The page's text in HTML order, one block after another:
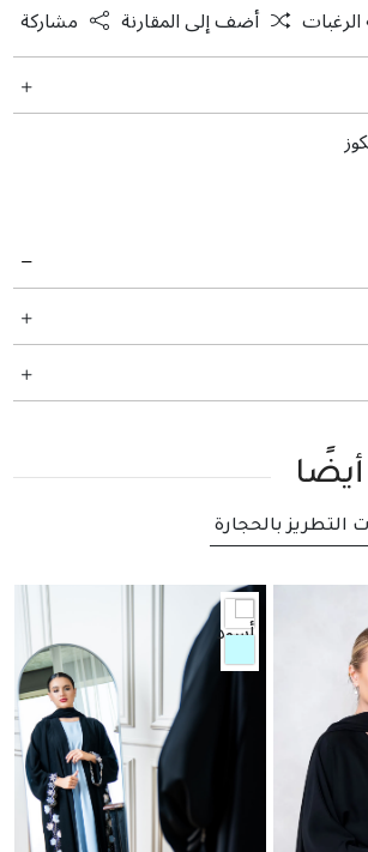
أضف إلى المقارنة
مشاركة
بالحجارة